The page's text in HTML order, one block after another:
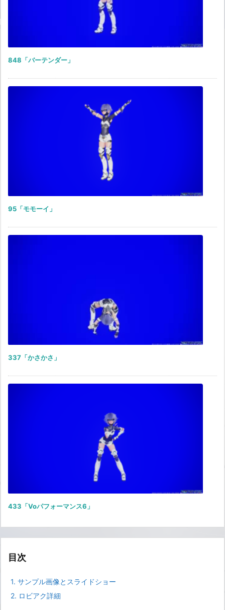
848「バーテンダー」
95「モモーイ」
337「かさかさ」
433「Voパフォーマンス6」
目次
1. サンプル画像とスライドショー
2. ロビアク詳細